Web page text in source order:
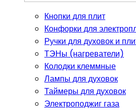
Кнопки для плит
Конфорки для
Ручки для духовок и
ТЭНы (нагреватели)
Колодки клеммные
Лампы для духовок
Таймеры для духовок
Электроподжиг газа